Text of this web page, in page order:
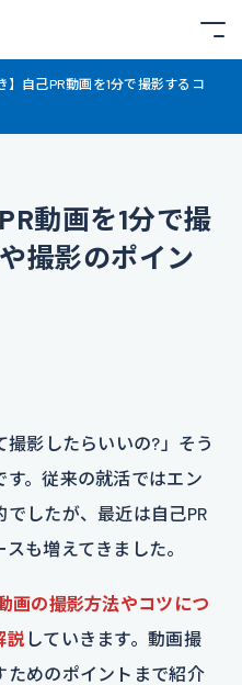
】自己PR動画を1分で撮影するコ
動画を1分で撮
撮影のポイン
撮影したらいいの?」そう
。従来の就活ではエン
でしたが、最近は自己PR
も増えてきました。
画の撮影方法やコツにつ
説 していきます。動画撮
ためのポイントまで紹介